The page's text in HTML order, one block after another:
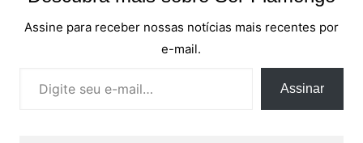
Assine para receber nossas notícias mais recentes por
e-mail.
Assinar